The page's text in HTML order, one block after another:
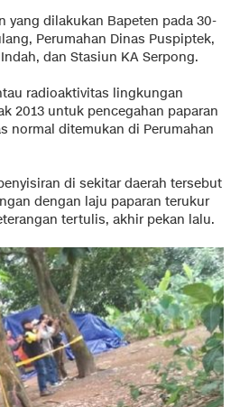
yang dilakukan Bapeten pada 30-
Perumahan Dinas Puspiptek,
dan Stasiun KA Serpong.
radioaktivitas lingkungan
2013 untuk pencegahan paparan
normal ditemukan di Perumahan
di sekitar daerah tersebut
dengan laju paparan terukur
tertulis, akhir pekan lalu.